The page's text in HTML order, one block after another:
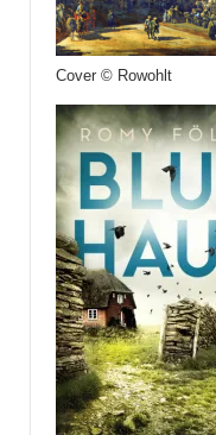
Cover © Rowohlt